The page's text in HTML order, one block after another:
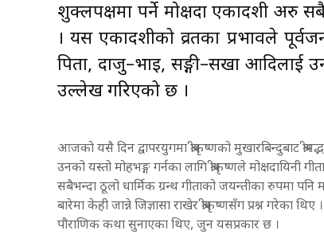
शुक्लपक्षमा पर्ने मोक्षदा एकादशी अरु
। यस एकादशीको व्रतका प्रभावले
पिता, दाजु–भाइ, सङ्गी–सखा आदिलाई
उल्लेख गरिएको छ ।
आजको यसै दिन द्वापरयुगमा श्रीकृष्णको मुखारबिन्दुबाट
उनको यस्तो मोहभङ्ग गर्नका लागि श्रीकृष्णले
सबैभन्दा ठूलो धार्मिक ग्रन्थ गीताको जयन्तीका रुपमा पनि
बारेमा केही जान्ने जिज्ञासा राखेर श्रीकृष्णसँग प्रश्न गरेका
पौराणिक कथा सुनाएका थिए, जुन यसप्रकार छ ।